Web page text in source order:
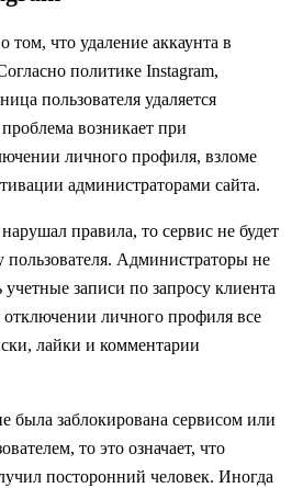
что удаление аккаунта в
политике Instagram,
пользователя удаляется
возникает при
личного профиля, взломе
администраторами сайта.
правила, то сервис не будет
пользователя. Администраторы не
учетные записи по запросу клиента
личного профиля все
лайки и комментарии
была заблокирована сервисом или
то это означает, что
посторонний человек. Иногда